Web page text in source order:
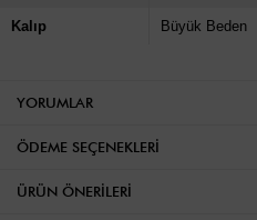
Kalıp Büyük Beden
YORUMLAR
ÖDEME SEÇENEKLERI
ÜRÜN ÖNERILERI